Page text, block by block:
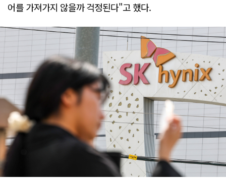
어를 가져가지 않을까 걱정된다"고 했다.